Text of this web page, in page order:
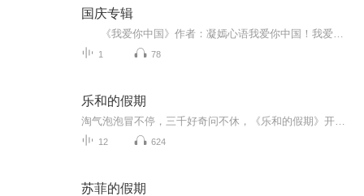
国庆专辑
1 78
乐和的假期
12 624
苏菲的假期